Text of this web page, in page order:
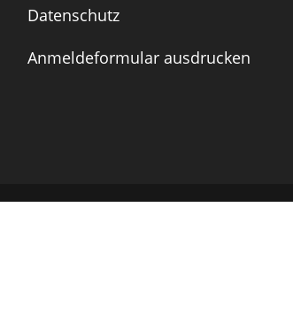
Datenschutz
Anmeldeformular ausdrucken